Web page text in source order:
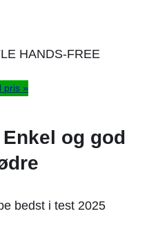
HANDS-FREE
pris »
og god